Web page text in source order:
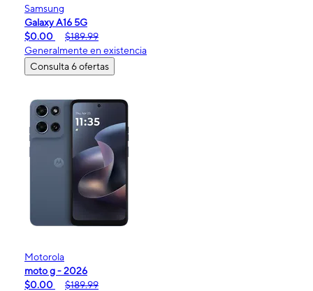
Samsung
Galaxy A16 5G
$0.00
$189.99
Generalmente en existencia
Consulta 6 ofertas
Motorola
moto g - 2026
$0.00
$189.99